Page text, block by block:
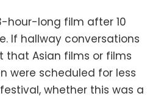
hour-long film after 10
If hallway conversations
that Asian films or films
were scheduled for less
whether this was a